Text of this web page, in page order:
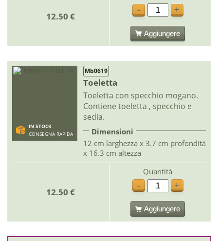
12.50 €
-
+
Aggiungere
IN STOCK
CONSEGNA RAPIDA
Mb0619
Toeletta
Toeletta con specchio mogano.
Contiene toeletta , specchio e
sedia.
Dimensioni
12 cm larghezza x 3.7 cm profondità
x 16.3 cm altezza
12.50 €
Quantità
-
+
Aggiungere